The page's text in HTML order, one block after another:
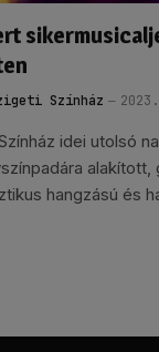
Színház
idei utolsó
alakított,
hangzású és